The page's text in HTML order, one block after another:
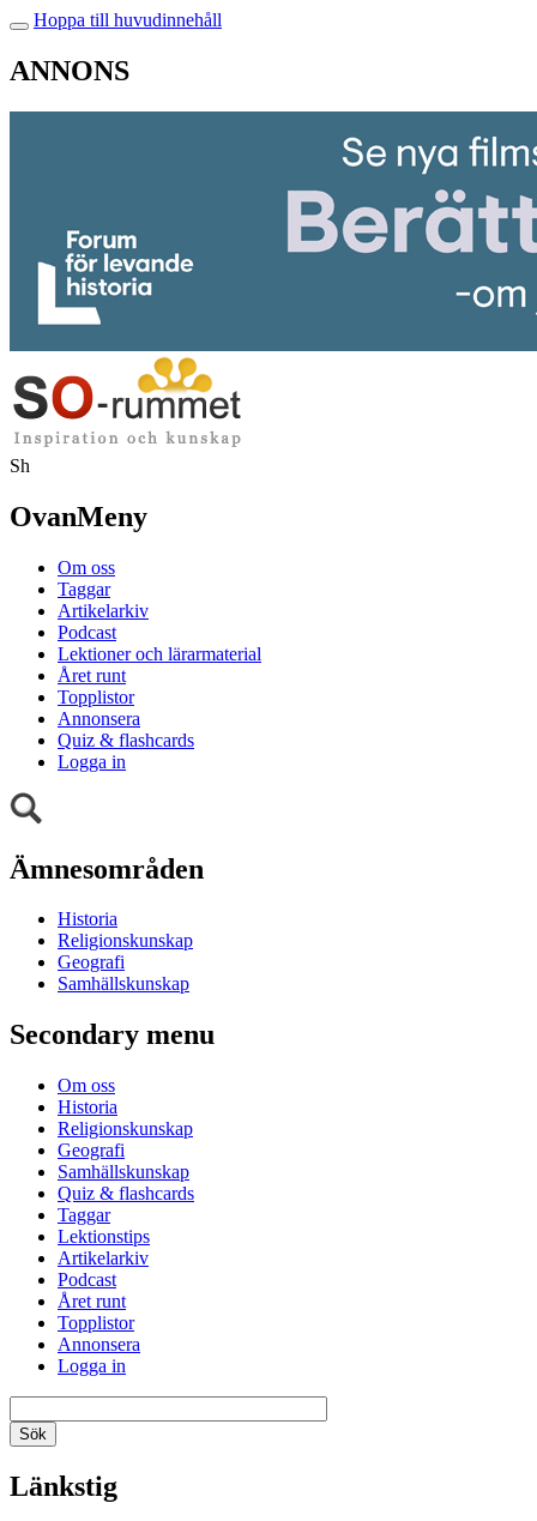
Hoppa till huvudinnehåll
ANNONS
Sh
OvanMeny
Om oss
Taggar
Artikelarkiv
Podcast
Lektioner och lärarmaterial
Året runt
Topplistor
Annonsera
Quiz & flashcards
Logga in
Ämnesområden
Historia
Religionskunskap
Geografi
Samhällskunskap
Secondary menu
Om oss
Historia
Religionskunskap
Geografi
Samhällskunskap
Quiz & flashcards
Taggar
Lektionstips
Artikelarkiv
Podcast
Året runt
Topplistor
Annonsera
Logga in
Länkstig